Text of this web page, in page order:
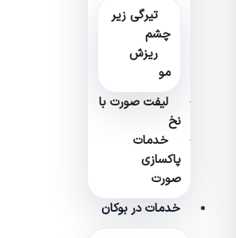
تیرگی زیر
چشم
ریزش
لیفت صورت با
خدمات
پاکسازی
صورت
خدمات در بوکان